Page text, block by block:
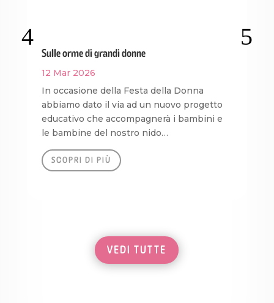
Sulle orme di grandi donne
12 Mar 2026
In occasione della Festa della Donna
abbiamo dato il via ad un nuovo progetto
educativo che accompagnerà i bambini e
le bambine del nostro nido…
SCOPRI DI PIÙ
VEDI TUTTE